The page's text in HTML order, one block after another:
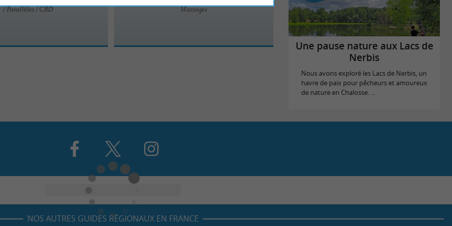
/ Parallèles / CBD
Massages
Une pause nature aux Lacs de
Nerbis
Nous avons exploré les Lacs de Nerbis, un
havre de paix pour pêcheurs et amoureux
de nature en Chalosse. ...
NOS AUTRES GUIDES RÉGIONAUX EN FRANCE